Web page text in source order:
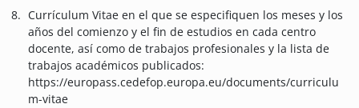
Currículum Vitae en el que se especifiquen los meses y los
años del comienzo y el fin de estudios en cada centro
docente, así como de trabajos profesionales y la lista de
trabajos académicos publicados:
https://europass.cedefop.europa.eu/documents/curriculu
m-vitae